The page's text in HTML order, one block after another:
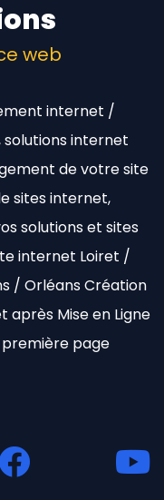
web
internet /
internet
de votre site
sites internet,
solutions et sites
internet Loiret /
/ Orléans Création
Mise en Ligne
page